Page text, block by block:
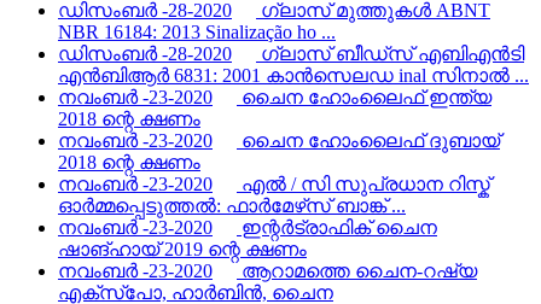
ഡിസംബർ -28-2020
ഗ്ലാസ് മുത്തുകൾ ABNT
NBR 16184: 2013 Sinalização ho ...
ഡിസംബർ -28-2020
ഗ്ലാസ് ബീഡ്സ് എബി‌എൻ‌ടി
എൻ‌ബി‌ആർ 6831: 2001 കാൻ‌സെലഡ inal സിനാൽ ...
നവംബർ -23-2020
ചൈന ഹോംലൈഫ് ഇന്ത്യ
2018 ന്റെ ക്ഷണം
നവംബർ -23-2020
ചൈന ഹോംലൈഫ് ദുബായ്
2018 ന്റെ ക്ഷണം
നവംബർ -23-2020
എൽ / സി സുപ്രധാന റിസ്ക്
ഓർമ്മപ്പെടുത്തൽ: ഫാർമേഴ്‌സ് ബാങ്ക് ...
നവംബർ -23-2020
ഇന്റർട്രാഫിക് ചൈന
ഷാങ്ഹായ് 2019 ന്റെ ക്ഷണം
നവംബർ -23-2020
ആറാമത്തെ ചൈന-റഷ്യ
എക്സ്പോ, ഹാർബിൻ, ചൈന